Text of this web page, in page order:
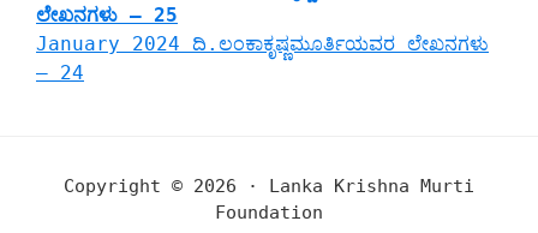
ಲೇಖನಗಳು – 25
January 2024 ದಿ.ಲಂಕಾಕೃಷ್ಣಮೂರ್ತಿಯವರ ಲೇಖನಗಳು
– 24
Copyright © 2026 · Lanka Krishna Murti
Foundation